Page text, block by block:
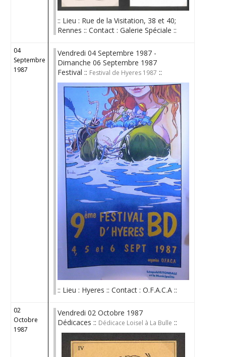
:: Lieu : Rue de la Visitation, 38 et 40;
Rennes :: Contact : Galerie Spéciale ::
04
Septembre
1987
Vendredi 04 Septembre 1987 -
Dimanche 06 Septembre 1987
Festival :: Festival de Hyeres 1987 ::
:: Lieu : Hyeres :: Contact : O.F.A.C.A ::
02
Octobre
1987
Vendredi 02 Octobre 1987
Dédicaces :: Dédicace Loisel à La Bulle ::